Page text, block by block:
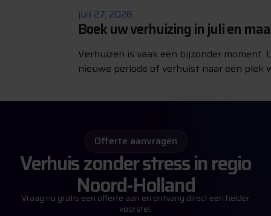
juli 27, 2026
Boek uw verhuizing in juli en
Verhuizen is vaak een bijzonder
nieuwe periode of verhuist naar een plek
Offerte aanvragen
Verhuis zonder stress in regio
Noord-Holland
Vraag nu gratis een offerte aan en ontvang direct een helder
voorstel.